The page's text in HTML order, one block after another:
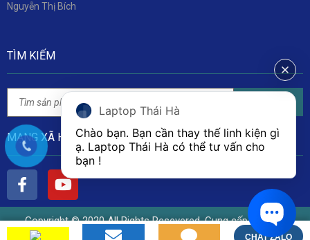
Nguyễn Thị Bích
TÌM KIẾM
MẠNG XÃ HỘI
Copyright © 2020 All Rights Resevered. Cung cấp bởi Linh
CHAT ZALO
Laptop Thái Hà
Chào bạn. Bạn cần thay thế linh kiện gì
ạ. Laptop Thái Hà có thể tư vấn cho
bạn !